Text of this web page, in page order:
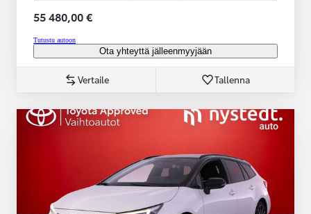
55 480,00 €
Tutustu autoon
Ota yhteyttä jälleenmyyjään
Vertaile Tallenna